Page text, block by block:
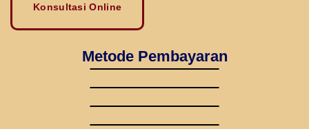
Konsultasi Online
Metode Pembayaran